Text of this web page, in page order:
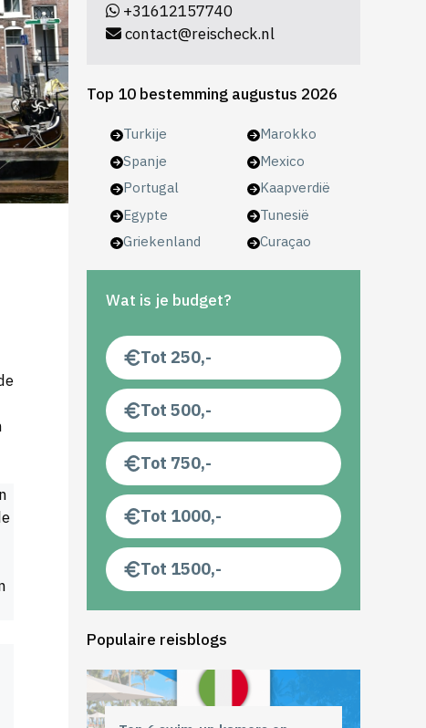
+31612157740
contact@reischeck.nl
Top 10 bestemming augustus 2026
Turkije
Spanje
Portugal
Egypte
Griekenland
Marokko
Mexico
Kaapverdië
Tunesië
Curaçao
Wat is je budget?
Tot 250,-
Tot 500,-
Tot 750,-
Tot 1000,-
Tot 1500,-
Populaire reisblogs